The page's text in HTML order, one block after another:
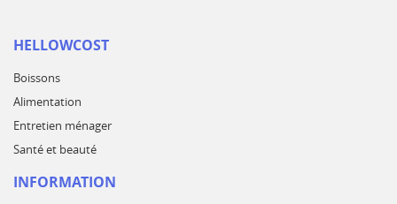
HELLOWCOST
Boissons
Alimentation
Entretien ménager
Santé et beauté
INFORMATION